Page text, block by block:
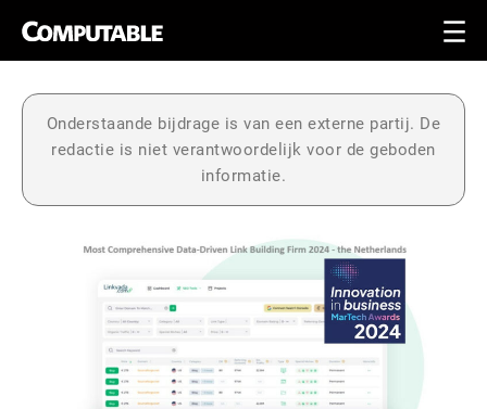
Onderstaande bijdrage is van een externe partij. De
redactie is niet verantwoordelijk voor de geboden
informatie.